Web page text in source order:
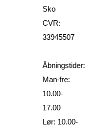
Sko
CVR:
33945507
Åbningstider:
Man-fre:
10.00-
17.00
Lør: 10.00-